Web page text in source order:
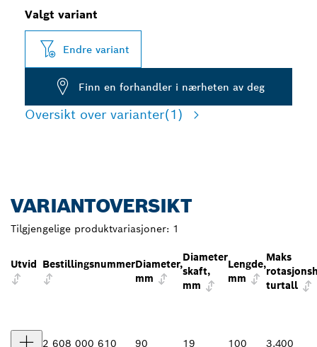
Valgt variant
Endre variant
Finn en forhandler i nærheten av deg
Oversikt over varianter(1)
VARIANTOVERSIKT
Tilgjengelige produktvariasjoner: 1
Utvid BestillingsnummerDiameter,
mm
Diameter
skaft,
mm
Lengde,
mm
Maks
turtall
2 608 000 610 90 19 100 3.400